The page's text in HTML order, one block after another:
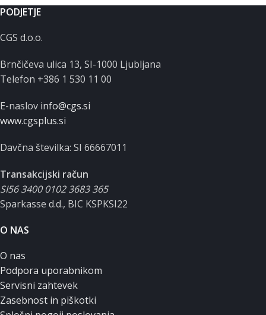
PODJETJE
CGS d.o.o.
Brnčičeva ulica 13, SI-1000 Ljubljana
Telefon +386 1 530 11 00
E-naslov info@cgs.si
www.cgsplus.si
Davčna številka: SI 66667011
Transakcijski račun
SI56 3400 0102 3683 365
Sparkasse d.d., BIC KSPKSI22
O NAS
O nas
Podpora uporabnikom
Servisni zahtevek
Zasebnost in piškotki